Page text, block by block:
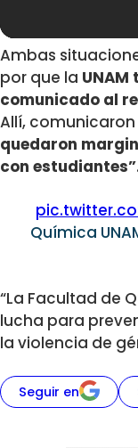
Ambas
por que la
comunicado al
Allí,
quedaron
con estudiantes”.
Química
“La Facultad de
lucha para
la violencia de
Seguir en